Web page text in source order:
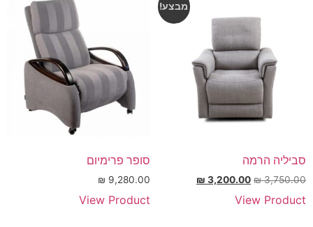
מבצע!
סביליה הרמה
₪3,750.00
₪ 3,200.00
View Product
סופר פרימיום
₪ 9,280.00
View Product